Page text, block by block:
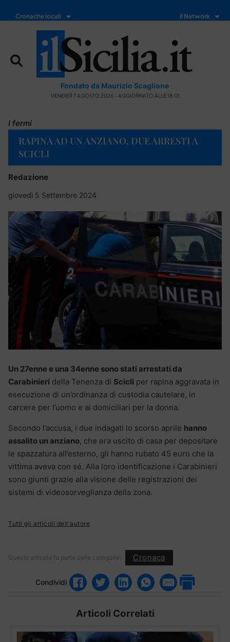
Cronache locali Il Network
Fondato da Maurizio Scaglione
VENERDÌ 7 AGOSTO 2026 - AGGIORNATO ALLE 18:01
I fermi
RAPINA AD UN ANZIANO, DUE ARRESTI A
SCICLI
Redazione
giovedì 5 Settembre 2024
Un 27enne e una 34enne sono stati arrestati da
Carabinieri della Tenenza di Scicli per rapina aggravata in
esecuzione di un’ordinanza di custodia cautelare, in
carcere per l’uomo e ai domiciliari per la donna.
Secondo l’accusa, i due indagati lo scorso aprile hanno
assalito un anziano, che era uscito di casa per depositare
le spazzatura all’esterno, gli hanno rubato 45 euro che la
vittima aveva con sé. Alla loro identificazione i Carabinieri
sono giunti grazie alla visione delle registrazioni dei
sistemi di videosorveglianza della zona.
Tutti gli articoli dell'autore
Questo articolo fa parte delle categorie: Cronaca
Condividi
Articoli Correlati